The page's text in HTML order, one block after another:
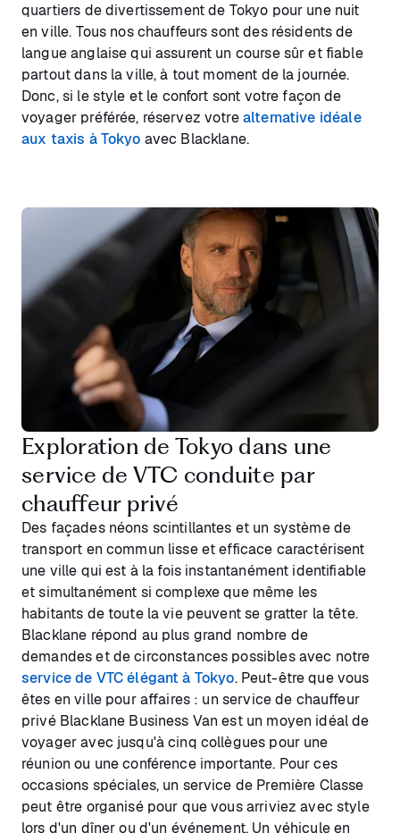
quartiers de divertissement de Tokyo pour une nuit
en ville. Tous nos chauffeurs sont des résidents de
langue anglaise qui assurent un course sûr et fiable
partout dans la ville, à tout moment de la journée.
Donc, si le style et le confort sont votre façon de
voyager préférée, réservez votrealternative idéale
aux taxis à Tokyo avec Blacklane.
Exploration de Tokyo dans une
service de VTC conduite par
chauffeur privé
Des façades néons scintillantes et un système de
transport en commun lisse et efficace caractérisent
une ville qui est à la fois instantanément identifiable
et simultanément si complexe que même les
habitants de toute la vie peuvent se gratter la tête.
Blacklane répond au plus grand nombre de
demandes et de circonstances possibles avec notre
service de VTC élégant à Tokyo. Peut-être que vous
êtes en ville pour affaires : un service de chauffeur
privé Blacklane Business Van est un moyen idéal de
voyager avec jusqu'à cinq collègues pour une
réunion ou une conférence importante. Pour ces
occasions spéciales, un service de Première Classe
peut être organisé pour que vous arriviez avec style
lors d'un dîner ou d'un événement. Un véhicule en